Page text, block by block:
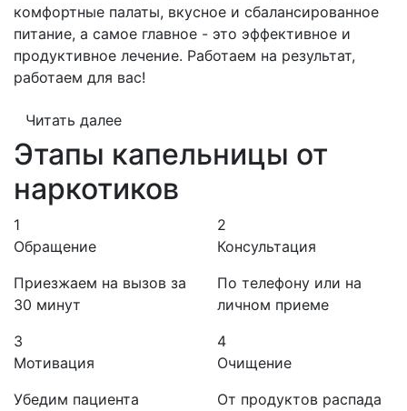
комфортные палаты, вкусное и сбалансированное
питание, а самое главное - это эффективное и
продуктивное лечение. Работаем на результат,
работаем для вас!
Читать далее
Этапы капельницы от
наркотиков
1
Обращение
Приезжаем на вызов за
30 минут
2
Консультация
По телефону или на
личном приеме
3
Мотивация
Убедим пациента
4
Очищение
От продуктов распада